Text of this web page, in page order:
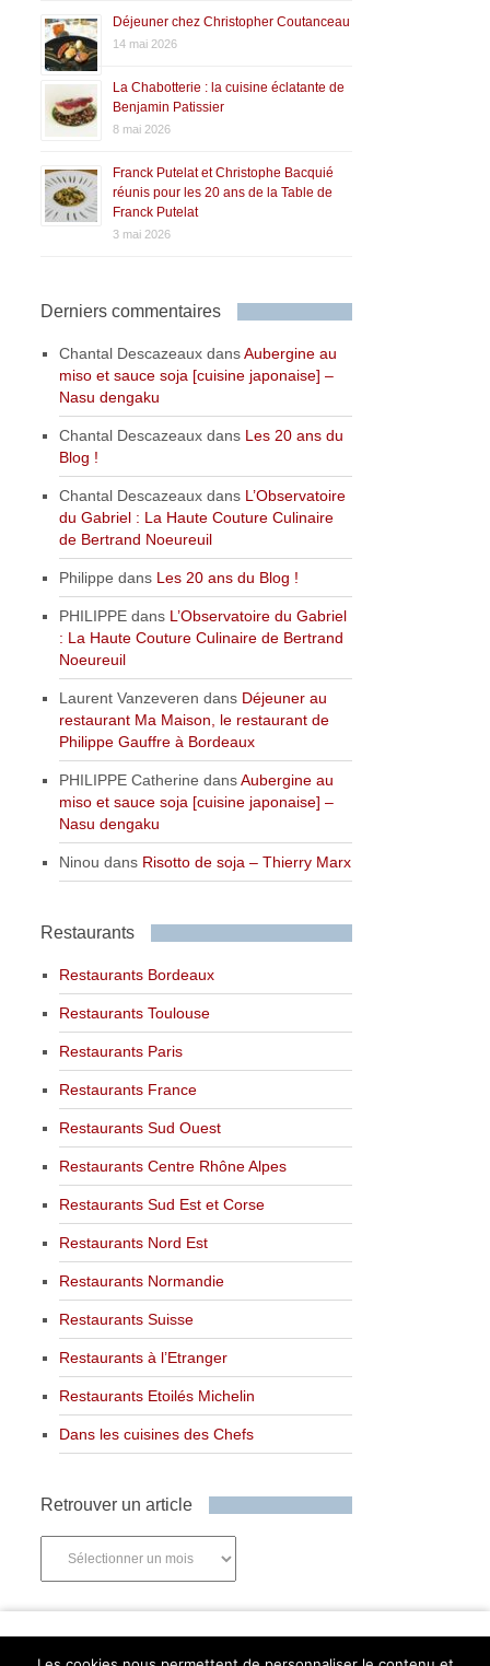
Déjeuner chez Christopher Coutanceau
14 mai 2026
La Chabotterie : la cuisine éclatante de
Benjamin Patissier
8 mai 2026
Franck Putelat et Christophe Bacquié
réunis pour les 20 ans de la Table de
Franck Putelat
3 mai 2026
Derniers commentaires
Chantal Descazeaux dansAubergine au
miso et sauce soja [cuisine japonaise] –
Nasu dengaku
Chantal Descazeaux dans Les 20 ans du
Blog !
Chantal Descazeaux dans L’Observatoire
du Gabriel : La Haute Couture Culinaire
de Bertrand Noeureuil
Philippe dans Les 20 ans du Blog !
PHILIPPE dans L’Observatoire du Gabriel
: La Haute Couture Culinaire de Bertrand
Noeureuil
Laurent Vanzeveren dans Déjeuner au
restaurant Ma Maison, le restaurant de
Philippe Gauffre à Bordeaux
PHILIPPE Catherine dansAubergine au
miso et sauce soja [cuisine japonaise] –
Nasu dengaku
Ninou dans Risotto de soja – Thierry Marx
Restaurants
Restaurants Bordeaux
Restaurants Toulouse
Restaurants Paris
Restaurants France
Restaurants Sud Ouest
Restaurants Centre Rhône Alpes
Restaurants Sud Est et Corse
Restaurants Nord Est
Restaurants Normandie
Restaurants Suisse
Restaurants à l’Etranger
Restaurants Etoilés Michelin
Dans les cuisines des Chefs
Retrouver un article